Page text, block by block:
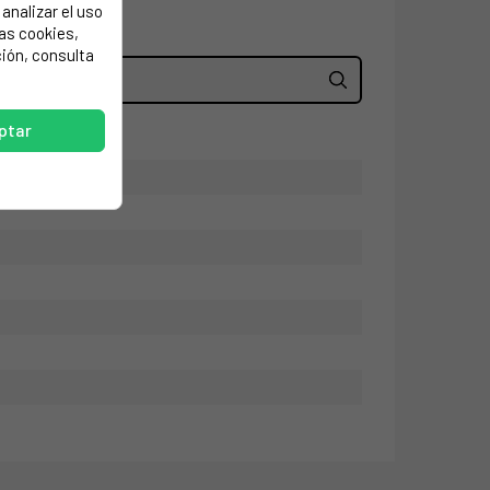
el uso
cookies,
consulta